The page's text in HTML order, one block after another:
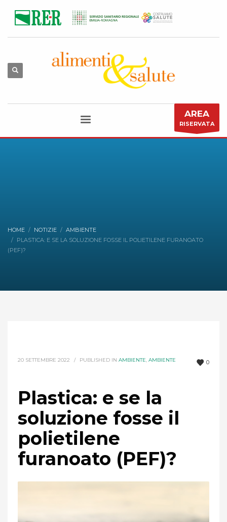
AREA
RISERVATA
HOME NOTIZIE
AMBIENTE
PLASTICA: E SE LA SOLUZIONE FOSSE IL POLIETILENE FURANOATO
(PEF)?
0
20 SETTEMBRE 2022 / PUBLISHED IN AMBIENTE, AMBIENTE
Plastica: e se la
soluzione fosse il
polietilene
furanoato (PEF)?